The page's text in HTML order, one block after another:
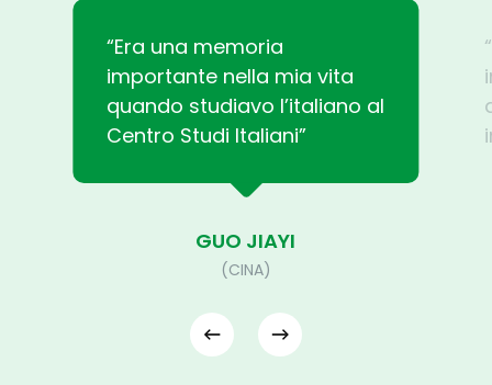
“Era una memoria
importante nella mia vita
quando studiavo l’italiano al
Centro Studi Italiani”
GUO JIAYI
(CINA)